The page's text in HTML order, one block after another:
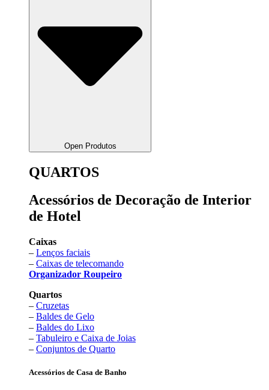
Open Produtos
QUARTOS
Acessórios de Decoração de Interior
de Hotel
Caixas
– Lenços faciais
– Caixas de telecomando
Organizador Roupeiro
Quartos
– Cruzetas
– Baldes de Gelo
– Baldes do Lixo
– Tabuleiro e Caixa de Joias
– Conjuntos de Quarto
Acessórios de Casa de Banho